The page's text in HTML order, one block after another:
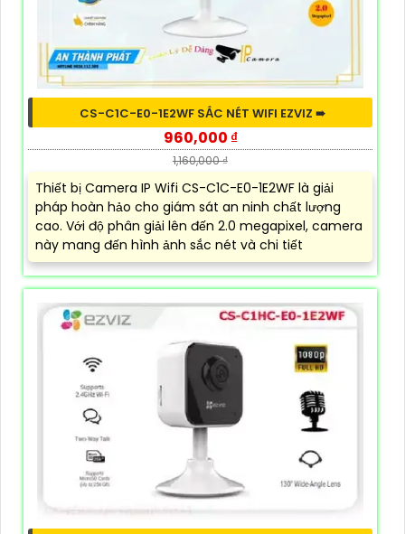
CS-C1C-E0-1E2WF SẮC NÉT WIFI EZVIZ ➠
960,000 ₫
1,160,000 ₫
Thiết bị Camera IP Wifi CS-C1C-E0-1E2WF là giải
pháp hoàn hảo cho giám sát an ninh chất lượng
cao. Với độ phân giải lên đến 2.0 megapixel, camera
này mang đến hình ảnh sắc nét và chi tiết